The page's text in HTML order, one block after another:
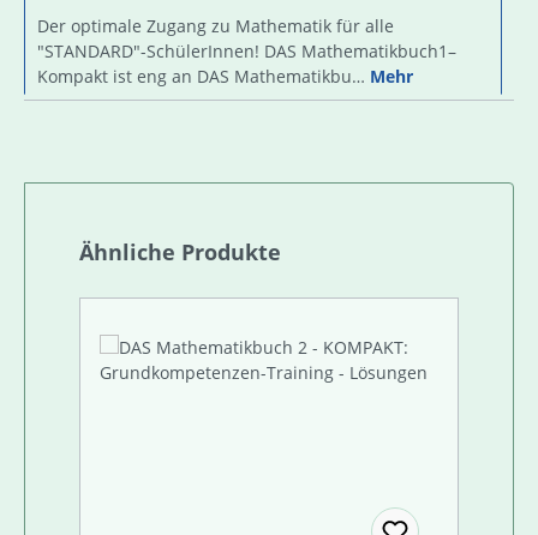
Der optimale Zugang zu Mathematik für alle
"STANDARD"-SchülerInnen! DAS Mathematikbuch1–
Kompakt ist eng an DAS Mathematikbu… Mehr
Produktgalerie überspringen
Ähnliche Produkte